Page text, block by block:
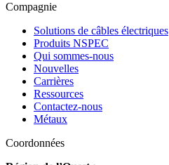
Compagnie
Solutions de câbles électriques
Produits NSPEC
Qui sommes-nous
Nouvelles
Carrières
Ressources
Contactez-nous
Métaux
Coordonnées